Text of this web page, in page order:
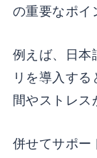
の重要なポイ
例えば、日本
リを導入す
間やストレス
併せてサポー